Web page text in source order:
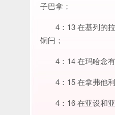
子巴拿；
4：13 在基列的
铜闩；
4：14 在玛哈念
4：15 在拿弗他
4：16 在亚设和